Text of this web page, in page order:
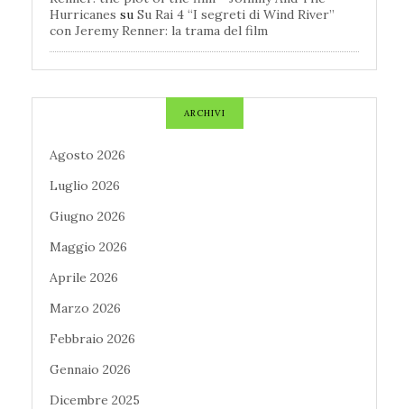
Hurricanes su Su Rai 4 “I segreti di Wind River”
con Jeremy Renner: la trama del film
ARCHIVI
Agosto 2026
Luglio 2026
Giugno 2026
Maggio 2026
Aprile 2026
Marzo 2026
Febbraio 2026
Gennaio 2026
Dicembre 2025